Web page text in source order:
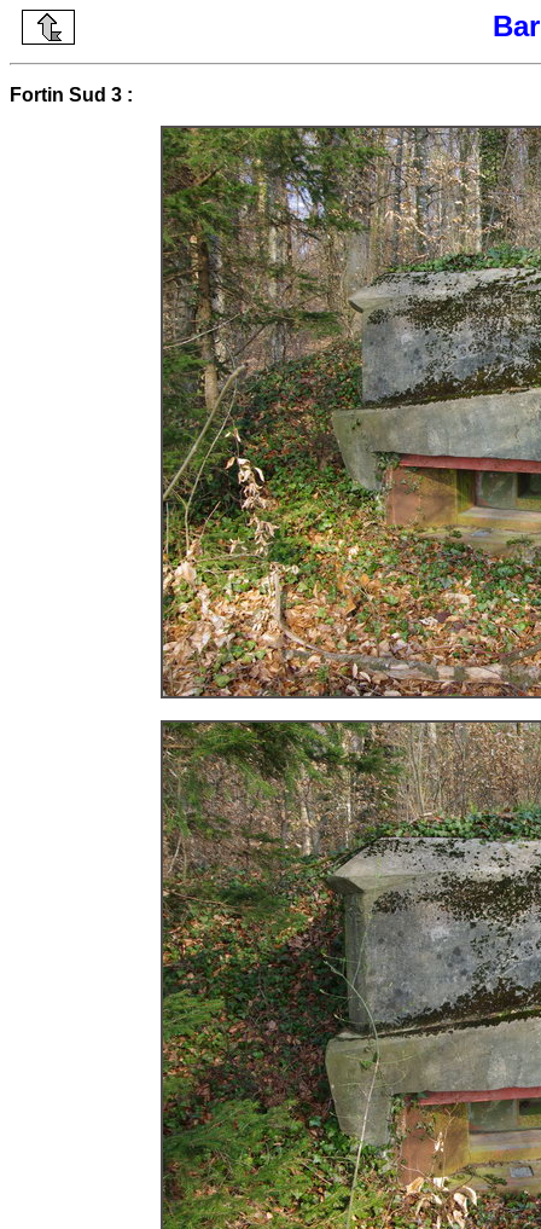
Fortin Sud 3 :